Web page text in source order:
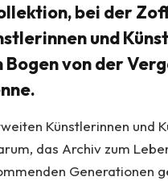
bei der
und
von der
Künstlerinnen und
das Archiv zum
Generationen